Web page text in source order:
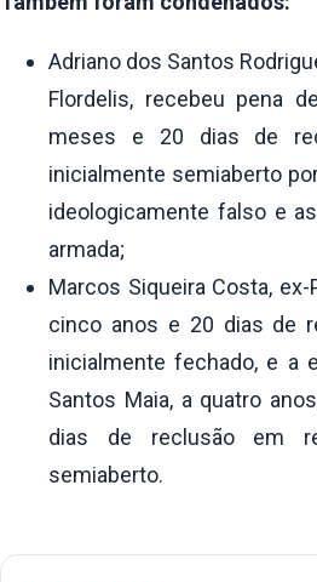
Adriano dos Santos
Flordelis, recebeu pena
meses e 20 dias de
inicialmente semiaberto
ideologicamente falso e
armada;
Marcos Siqueira Costa,
cinco anos e 20 dias de
inicialmente fechado, e a
Santos Maia, a quatro
dias de reclusão em
semiaberto.